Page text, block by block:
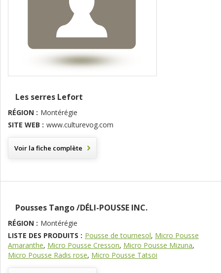
Les serres Lefort
RÉGION : Montérégie
SITE WEB : www.culturevog.com
Voir la fiche complète
Pousses Tango /DÉLI-POUSSE INC.
RÉGION : Montérégie
LISTE DES PRODUITS : Pousse de tournesol, Micro Pousse
Amaranthe, Micro Pousse Cresson, Micro Pousse Mizuna,
Micro Pousse Radis rose, Micro Pousse Tatsoi